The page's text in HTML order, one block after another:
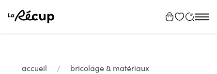
accueil
bricolage & matériaux